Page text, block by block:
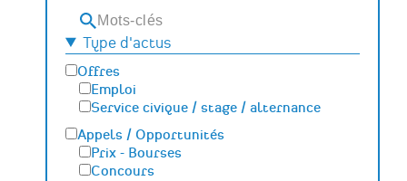
Mots-
clésType d'actus
Offres
Emploi
Service civique / stage / alternance
Appels / Opportunités
Prix - Bourses
Concours